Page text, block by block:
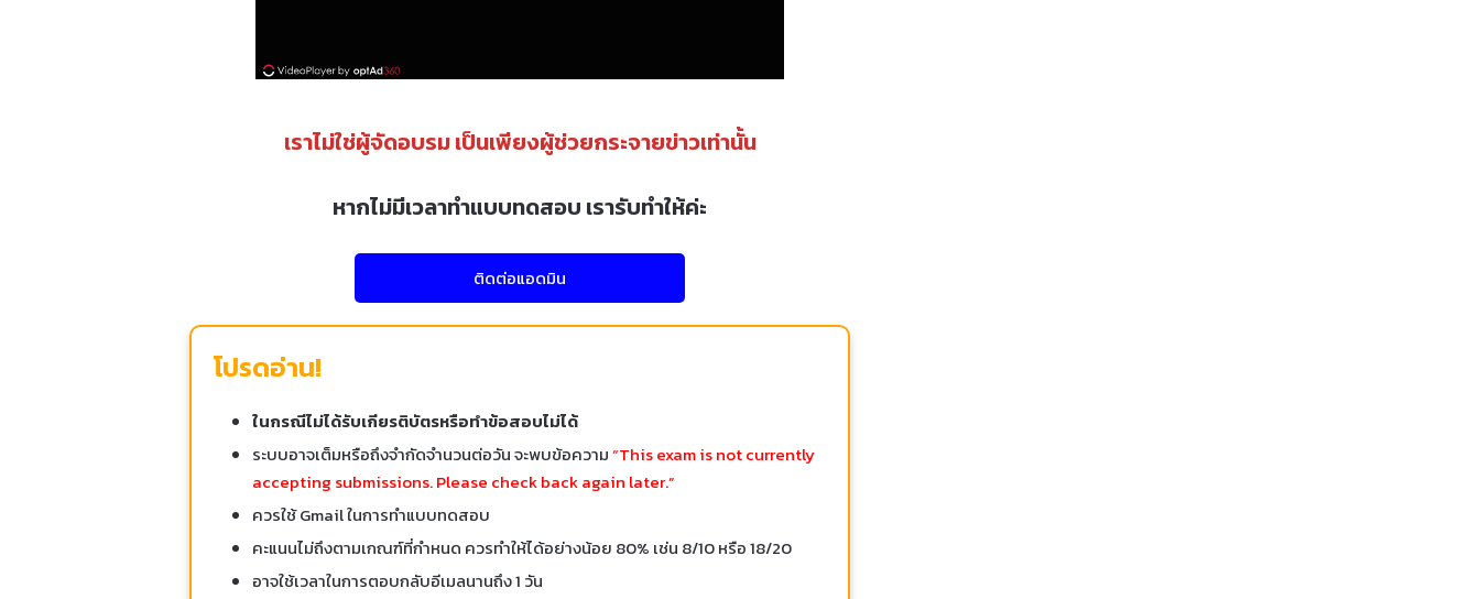
เราไม่ใช่ผู้จัดอบรม เป็นเพียงผู้ช่วยกระจายข่าวเท่านั้น
หากไม่มีเวลาทำแบบทดสอบ เรารับทำให้ค่ะ
ติดต่อแอดมิน
โปรดอ่าน!
ในกรณีไม่ได้รับเกียรติบัตรหรือทำข้อสอบไม่ได้
ระบบอาจเต็มหรือถึงจำกัดจำนวนต่อวัน จะพบข้อความ“This exam is not currently
accepting submissions. Please check back again later.”
ควรใช้ Gmail ในการทำแบบทดสอบ
คะแนนไม่ถึงตามเกณฑ์ที่กำหนด ควรทำให้ได้อย่างน้อย 80% เช่น 8/10 หรือ 18/20
อาจใช้เวลาในการตอบกลับอีเมลนานถึง 1 วัน